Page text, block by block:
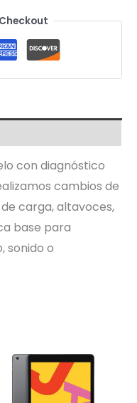
con diagnóstico
cambios de
carga, altavoces,
base para
sonido o